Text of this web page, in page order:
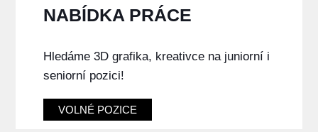
NABÍDKA PRÁCE
Hledáme 3D grafika, kreativce na juniorní i
seniorní pozici!
VOLNÉ POZICE